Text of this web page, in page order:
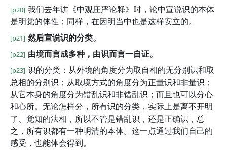
[p20] 我们去年讲《中观庄严论释》时，论中宣说识的本体
是明觉的体性；同样，在因明当中也是这样安立的。
[p21] 然后宣说识的分类。
[p22] 由境而言成多种，由识而言一自证。
[p23] 识的分类：从外境的角度分为取自相的无分别识和取
总相的分别识；从取境方式的角度分为正量识和非量识；
从它本身的角度分为错乱识和非错乱识；而且也可以分心
和心所。无论怎样分，所有识的分类，实际上是离不开明
了、觉知的法相，所以不管是错乱识，还是正确识，总
之，所有识都有一种明清的本体。这一点通过我们自己的
感受，也能体会得到。